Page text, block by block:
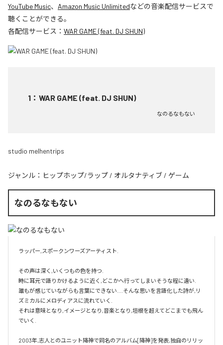
YouTube Music、 Amazon Music Unlimitedなどの音楽配信サービスで
聴くことができる。
各配信サービス： WAR GAME (feat. DJ SHUN)
1 ： WAR GAME (feat. DJ SHUN)
なのるなもない
studio melhentrips
ジャンル： ヒップホップ/ラップ / オルタナティブ / ゲーム
なのるなもない
ラッパー,スポークンワーズアーティスト.
その声は深く,いくつもの色を持つ.
時に耳元で語りかけるように近く,どこかへ行ってしまいそうな程に遠い.
誰もが感じていながらも言葉にできない....そんな思いを言語化した詩が,リ
ズミカルにメロディアスに流れていく.
それは意味となり,イメージとなり,音楽となり,垣根を超えてどこまでも飛ん
でいく.
2003年,志人とのユニット降神で同名のアルバム[降神]を発表,独自のリリッ